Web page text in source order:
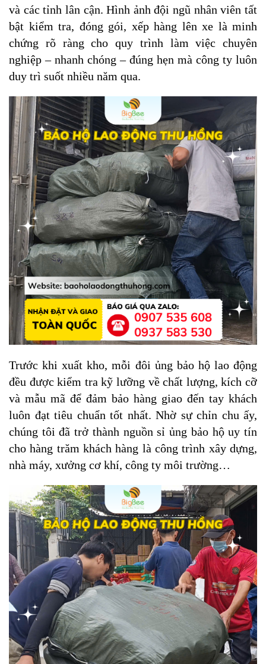
và các tỉnh lân cận. Hình ảnh đội ngũ nhân viên tất
bật kiểm tra, đóng gói, xếp hàng lên xe là minh
chứng rõ ràng cho quy trình làm việc chuyên
nghiệp – nhanh chóng – đúng hẹn mà công ty luôn
duy trì suốt nhiều năm qua.
Trước khi xuất kho, mỗi đôi ủng bảo hộ lao động
đều được kiểm tra kỹ lưỡng về chất lượng, kích cỡ
và mẫu mã để đảm bảo hàng giao đến tay khách
luôn đạt tiêu chuẩn tốt nhất. Nhờ sự chỉn chu ấy,
chúng tôi đã trở thành nguồn sỉ ủng bảo hộ uy tín
cho hàng trăm khách hàng là công trình xây dựng,
nhà máy, xưởng cơ khí, công ty môi trường…